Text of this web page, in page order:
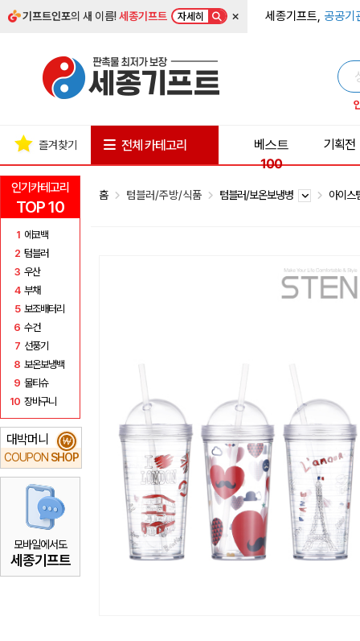
기프트인포의 새 이름!세종기프트 자세히 × 세종기프트, 공공기
인기카테고리
TOP 10
1 에코백
2 텀블러
3 우산
4 부채
5 보조배터리
6 수건
7 선풍기
8 보온보냉백
9 물티슈
10 장바구니
대박머니
COUPON SHOP
₩
모바일에서도
세종기프트
즐겨찾기 전체 카테고리
베스트
100
기획전
홈 텀블러/주방/식품 텀블러/보온보냉병 아이